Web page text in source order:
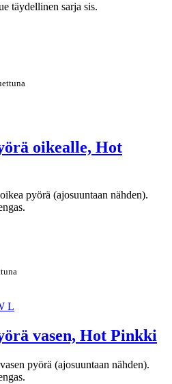
täydellinen sarja sis.
oikealle, Hot
pyörä (ajosuuntaan nähden).
vasen, Hot Pinkki
pyörä (ajosuuntaan nähden).